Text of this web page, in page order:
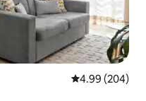
4.99 out of 5
4.99 (204)